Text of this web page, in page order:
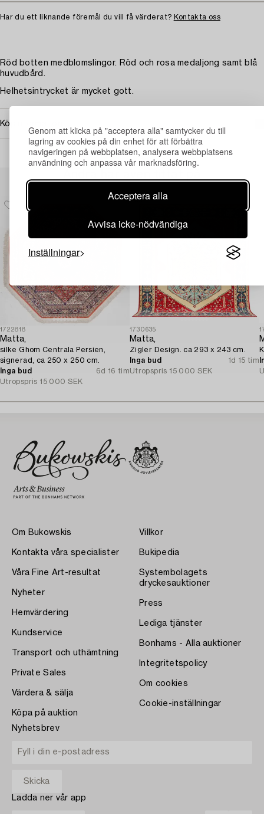
Genom att klicka på "acceptera alla" samtycker du till
lagring av cookies på din enhet för att förbättra
navigeringen på webbplatsen, analysera webbplatsens
användning och anpassa vår marknadsföring.
Acceptera alla
Avvisa icke-nödvändiga
Inställningar
Har du ett liknande föremål du vill få värderat? Kontakta oss
Röd botten medblomslingor. Röd och rosa medaljong samt blå
huvudbård.
Helhetsintrycket är mycket gott.
Köpinformation
1722818
Matta,
silke Ghom Centrala Persien,
signerad, ca 250 x 250 cm.
Inga bud
6d 16 tim
Utropspris 15 000 SEK
1730635
Matta,
Zigler Design. ca 293 x 243 cm.
Inga bud
1d 15 tim
Utropspris 15 000 SEK
Om Bukowskis
Kontakta våra specialister
Våra Fine Art-resultat
Nyheter
Hemvärdering
Kundservice
Transport och uthämtning
Private Sales
Värdera & sälja
Köpa på auktion
Villkor
Bukipedia
Systembolagets
dryckesauktioner
Press
Lediga tjänster
Bonhams - Alla auktioner
Integritetspolicy
Om cookies
Cookie-inställningar
Nyhetsbrev
Ladda ner vår app